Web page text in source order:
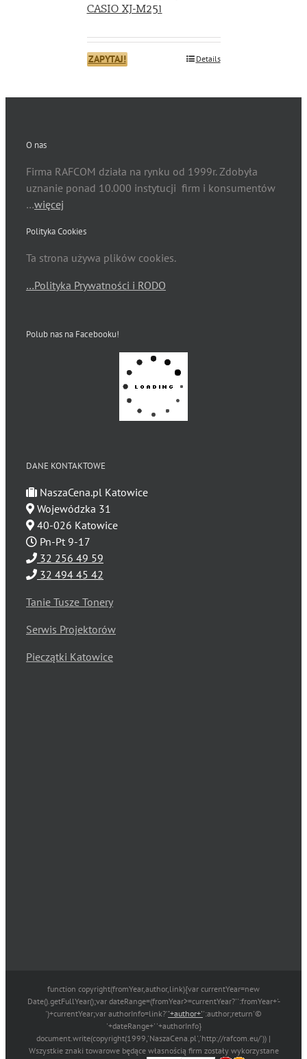
CASIO XJ-M251
ZAPYTAJ! Details
O nas
Firma RAFCOM działa na rynku od 1999r. Zdobyła
uznanie ponad 10.000 instytucji firm i konsumentów
…więcej
Polityka Cookies
Ta strona używa plików cookies.
…Polityka Prywatności i RODO
Polub nas na Facebooku!
DANE KONTAKTOWE
NaszaCena.pl Katowice
Wojewódzka 31
40-026 Katowice
Pn-Pt 9-17
32 256 49 59
32 494 45 42
Tanie Tusze Tonery
Serwis Projektorów
Pieczątki Katowice
function copyright(fromYear,author,link){var currentYear=new
Date().getFullYear();var dateRange=(fromYear>=currentYear?'':fromYear+'-
')+currentYear;var authorInfo=link?''+author+'':author;return'©
'+dateRange+' '+authorInfo}
document.write(copyright(1999,'NaszaCena.pl','http://rafcom.eu/')) |
Wszystkie znaki towarowe będące własnością firm zostały wykorzystane